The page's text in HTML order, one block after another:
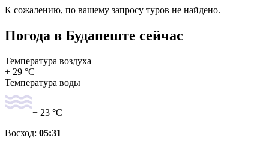
К сожалению, по вашему запросу туров не найдено.
Погода в Будапеште сейчас
Температура воздуха
+ 29 °C
Температура воды
+ 23 °C
Восход: 05:31